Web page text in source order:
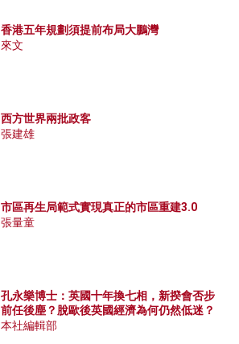
香港五年規劃須提前布局大鵬灣
來文
西方世界兩批政客
張建雄
市區再生局範式實現真正的市區重建3.0
張量童
孔永樂博士：英國十年換七相，新揆會否步
前任後塵？脫歐後英國經濟為何仍然低迷？
本社編輯部